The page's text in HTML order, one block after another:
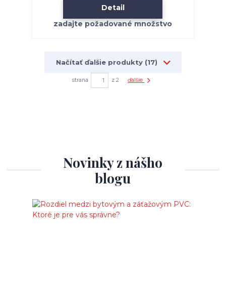
Detail
Načítať ďalšie produkty (17)
strana z 2 ďalšie
Novinky z nášho
blogu